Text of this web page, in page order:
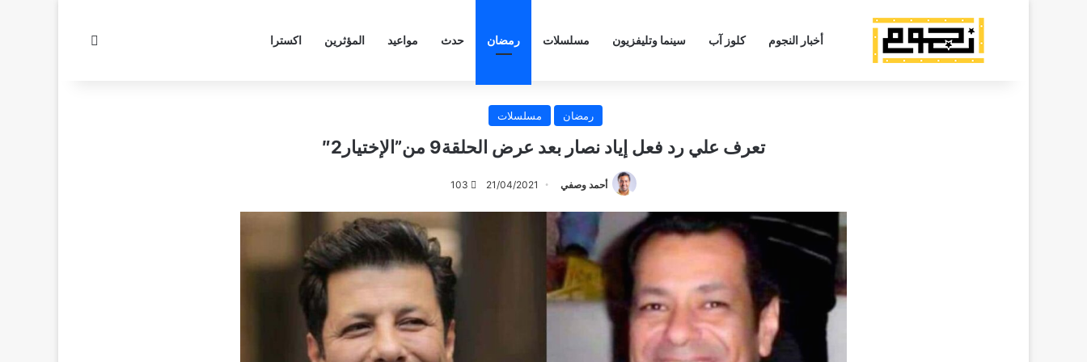
أخبار النجوم كلوز آب سينما وتليفزيون مسلسلات رمضان حدث مواعيد المؤثرين اكسترا
رمضان مسلسلات
تعرف علي رد فعل إياد نصار بعد عرض الحلقة9 من”الإختيار2″
أحمد وصفي 21/04/2021
103